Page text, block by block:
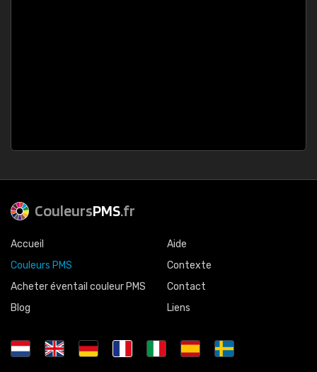
CouleursPMS.fr
Accueil
Couleurs PMS
Acheter éventail couleur PMS
Blog
Aide
Contexte
Contact
Liens